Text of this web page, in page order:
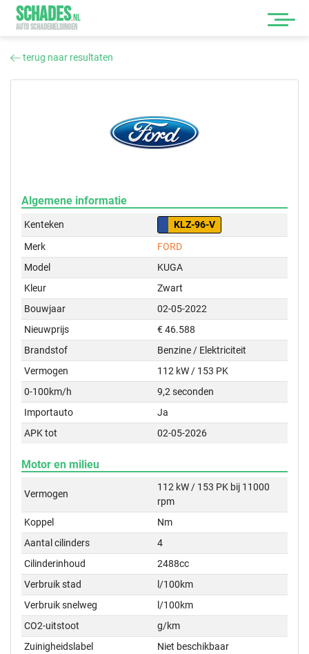
SCHADES.NL
AUTO SCHADEMELDINGEN
terug naar resultaten
Algemene informatie
Kenteken
KLZ-96-V
Merk
FORD
Model
KUGA
Kleur
Zwart
Bouwjaar
02-05-2022
Nieuwprijs
€ 46.588
Brandstof
Benzine / Elektriciteit
Vermogen
112 kW / 153 PK
0-100km/h
9,2 seconden
Importauto
Ja
APK tot
02-05-2026
Motor en milieu
Vermogen
112 kW / 153 PK bij 11000
rpm
Koppel
Nm
Aantal cilinders
4
Cilinderinhoud
2488cc
Verbruik stad
l/100km
Verbruik snelweg
l/100km
CO2-uitstoot
g/km
Zuinigheidslabel
Niet beschikbaar